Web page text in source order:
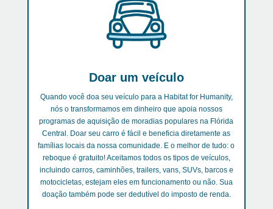
Doar um veículo
Quando você doa seu veículo para a Habitat for Humanity,
nós o transformamos em dinheiro que apoia nossos
programas de aquisição de moradias populares na Flórida
Central. Doar seu carro é fácil e beneficia diretamente as
famílias locais da nossa comunidade. E o melhor de tudo: o
reboque é gratuito! Aceitamos todos os tipos de veículos,
incluindo carros, caminhões, trailers, vans, SUVs, barcos e
motocicletas, estejam eles em funcionamento ou não. Sua
doação também pode ser dedutível do imposto de renda.